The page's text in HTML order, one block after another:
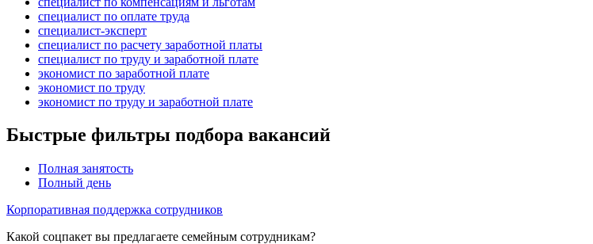
специалист по оплате труда
специалист-эксперт
специалист по расчету заработной платы
специалист по труду и заработной плате
экономист по заработной плате
экономист по труду
экономист по труду и заработной плате
Быстрые фильтры подбора вакансий
Полная занятость
Полный день
Корпоративная поддержка сотрудников
Какой соцпакет вы предлагаете семейным сотрудникам?